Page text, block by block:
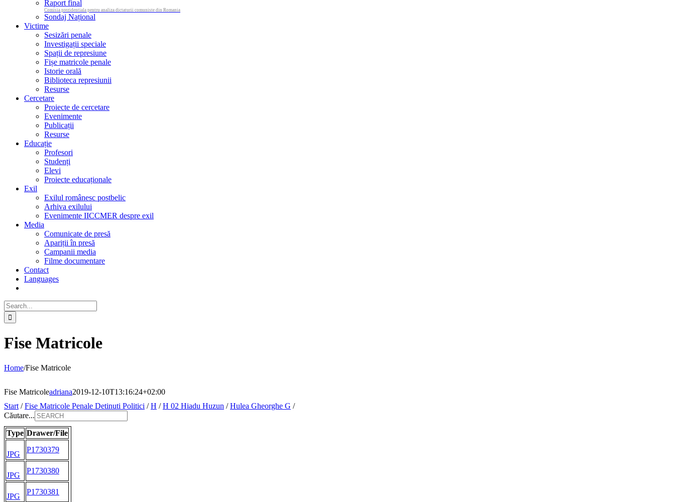
Raport final
Comisia prezidentiala pentru analiza dictaturii comuniste din Romania
Sondaj Național
Victime
Sesizări penale
Investigații speciale
Spații de represiune
Fișe matricole penale
Istorie orală
Biblioteca represiunii
Resurse
Cercetare
Proiecte de cercetare
Evenimente
Publicații
Resurse
Educație
Profesori
Studenți
Elevi
Proiecte educaționale
Exil
Exilul românesc postbelic
Arhiva exilului
Evenimente IICCMER despre exil
Media
Comunicate de presă
Apariții în presă
Campanii media
Filme documentare
Contact
Languages
Search
for:
Fise Matricole
Home/Fise Matricole
Fise Matricoleadriana2019-12-10T13:16:24+02:00
Start /Fise Matricole Penale Detinuti Politici /H /H 02 Hiadu Huzun /Hulea Gheorghe G /
Căutare...
Type Drawer/File
JPG
P1730379
JPG
P1730380
JPG
P1730381